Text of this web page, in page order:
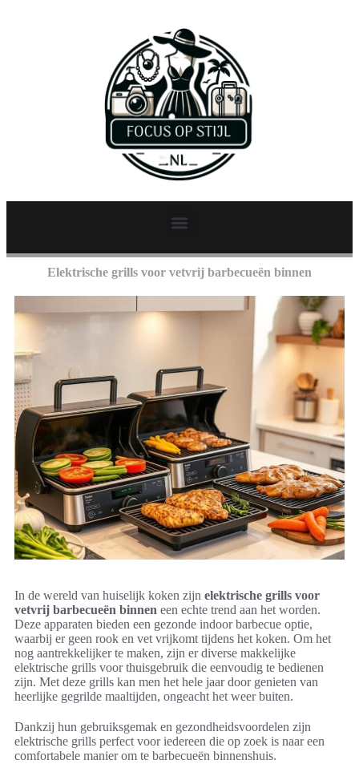
Elektrische grills voor vetvrij barbecueën binnen
In de wereld van huiselijk koken zijn elektrische grills voor
vetvrij barbecueën binnen een echte trend aan het worden.
Deze apparaten bieden een gezonde indoor barbecue optie,
waarbij er geen rook en vet vrijkomt tijdens het koken. Om het
nog aantrekkelijker te maken, zijn er diverse makkelijke
elektrische grills voor thuisgebruik die eenvoudig te bedienen
zijn. Met deze grills kan men het hele jaar door genieten van
heerlijke gegrilde maaltijden, ongeacht het weer buiten.
Dankzij hun gebruiksgemak en gezondheidsvoordelen zijn
elektrische grills perfect voor iedereen die op zoek is naar een
comfortabele manier om te barbecueën binnenshuis.